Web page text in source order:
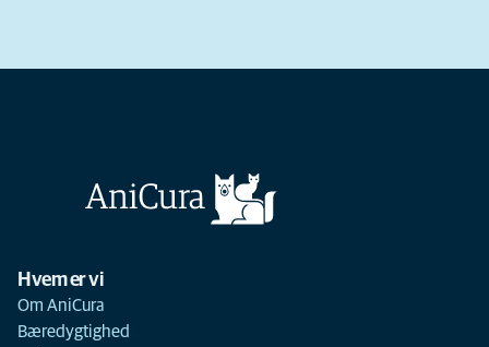
Hvem er vi
Om AniCura
Bæredygtighed